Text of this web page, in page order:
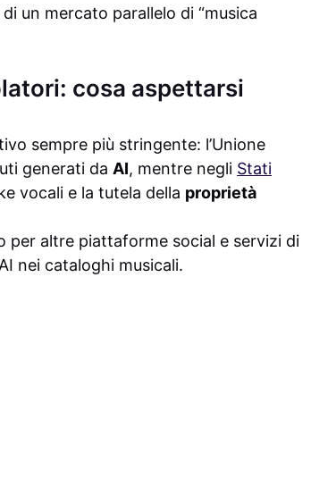
un mercato parallelo di “musica
cosa aspettarsi
sempre più stringente: l’Unione
generati da AI, mentre negli Stati
vocali e la tutela della proprietà
per altre piattaforme social e servizi di
nei cataloghi musicali.